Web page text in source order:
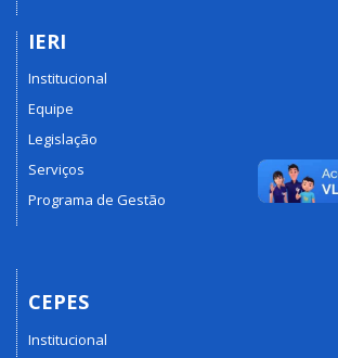
IERI
Institucional
Equipe
Legislação
Serviços
Programa de Gestão
CEPES
Institucional